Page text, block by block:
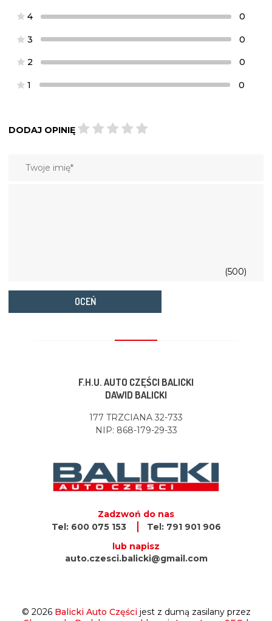
4 0
3 0
2 0
1 0
DODAJ OPINIĘ
(500)
OCEŃ
F.H.U. AUTO CZĘŚCI BALICKI
DAWID BALICKI
177 TRZCIANA 32-733
NIP: 868-179-29-33
Zadzwoń do nas
Tel: 600 075 153
Tel: 791 901 906
lub napisz
auto.czesci.balicki@gmail.com
© 2026 Balicki Auto Częścijest z dumą zasilany przez